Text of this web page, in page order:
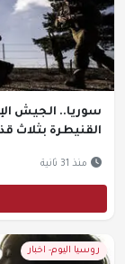
سوريا.. الجيش
القنيطرة بثلاث
منذ 31 ثانية
روسيا اليوم- اخبار